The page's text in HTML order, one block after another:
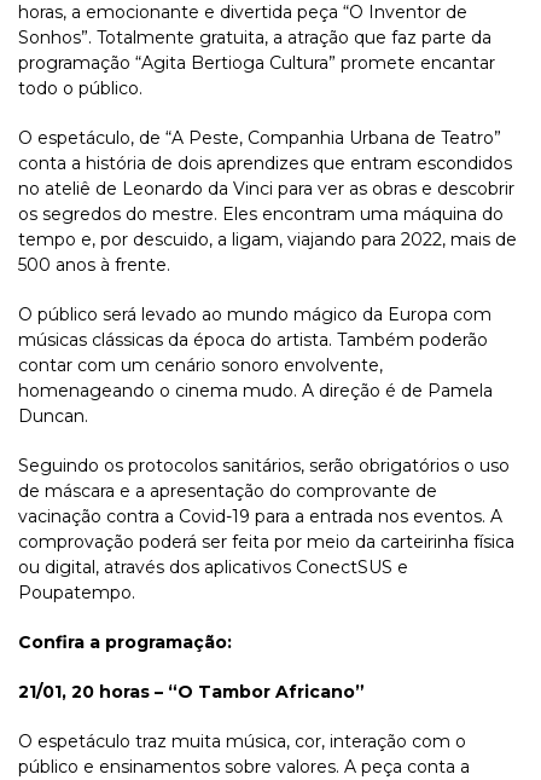
horas, a emocionante e divertida peça “O Inventor de
Sonhos”. Totalmente gratuita, a atração que faz parte da
programação “Agita Bertioga Cultura” promete encantar
todo o público.
O espetáculo, de “A Peste, Companhia Urbana de Teatro”
conta a história de dois aprendizes que entram escondidos
no ateliê de Leonardo da Vinci para ver as obras e descobrir
os segredos do mestre. Eles encontram uma máquina do
tempo e, por descuido, a ligam, viajando para 2022, mais de
500 anos à frente.
O público será levado ao mundo mágico da Europa com
músicas clássicas da época do artista. Também poderão
contar com um cenário sonoro envolvente,
homenageando o cinema mudo. A direção é de Pamela
Duncan.
Seguindo os protocolos sanitários, serão obrigatórios o uso
de máscara e a apresentação do comprovante de
vacinação contra a Covid-19 para a entrada nos eventos. A
comprovação poderá ser feita por meio da carteirinha física
ou digital, através dos aplicativos ConectSUS e
Poupatempo.
Confira a programação:
21/01, 20 horas – “O Tambor Africano”
O espetáculo traz muita música, cor, interação com o
público e ensinamentos sobre valores. A peça conta a